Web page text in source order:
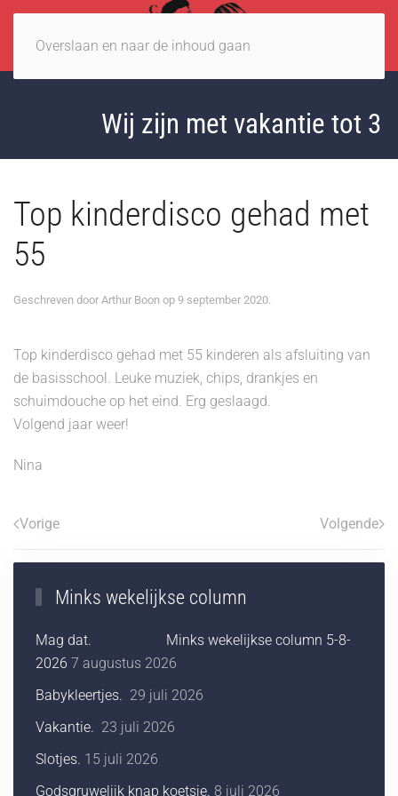
Overslaan en naar de inhoud gaan
Wij zijn met vakantie tot 3
Top kinderdisco gehad met
55
Geschreven door Arthur Boon op 9 september 2020.
Top kinderdisco gehad met 55 kinderen als afsluiting van
de basisschool. Leuke muziek, chips, drankjes en
schuimdouche op het eind. Erg geslaagd.
Volgend jaar weer!
Nina
Vorige Volgende
Minks wekelijkse column
Mag dat. Minks wekelijkse column 5-8-
2026 7 augustus 2026
Babykleertjes. 29 juli 2026
Vakantie. 23 juli 2026
Slotjes. 15 juli 2026
Godsgruwelijk knap koetsje. 8 juli 2026